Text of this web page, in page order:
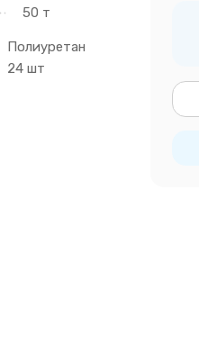
50 т
Полиуретан
24 шт